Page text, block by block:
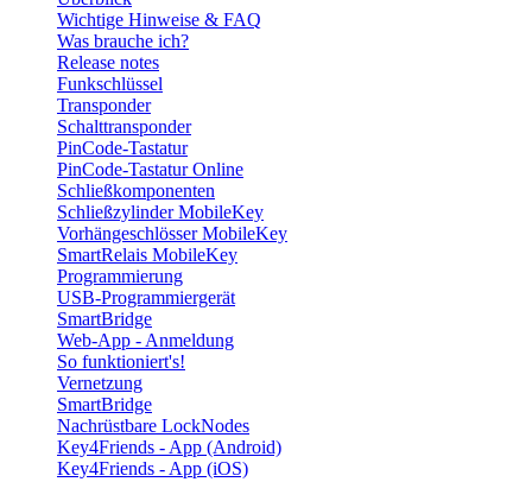
Wichtige Hinweise & FAQ
Was brauche ich?
Release notes
Funkschlüssel
Transponder
Schalttransponder
PinCode-Tastatur
PinCode-Tastatur Online
Schließkomponenten
Schließzylinder MobileKey
Vorhängeschlösser MobileKey
SmartRelais MobileKey
Programmierung
USB-Programmiergerät
SmartBridge
Web-App - Anmeldung
So funktioniert's!
Vernetzung
SmartBridge
Nachrüstbare LockNodes
Key4Friends - App (Android)
Key4Friends - App (iOS)